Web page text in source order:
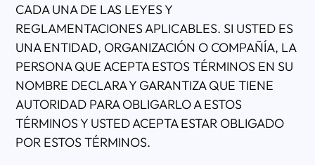
CADA UNA DE LAS LEYES Y
REGLAMENTACIONES APLICABLES. SI USTED ES
UNA ENTIDAD, ORGANIZACIÓN O COMPAÑÍA, LA
PERSONA QUE ACEPTA ESTOS TÉRMINOS EN SU
NOMBRE DECLARA Y GARANTIZA QUE TIENE
AUTORIDAD PARA OBLIGARLO A ESTOS
TÉRMINOS Y USTED ACEPTA ESTAR OBLIGADO
POR ESTOS TÉRMINOS.